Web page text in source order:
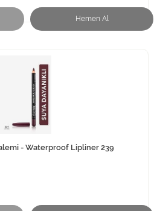
Hemen Al
- Waterproof Lipliner 239